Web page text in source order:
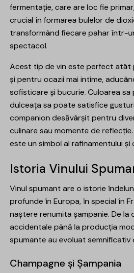
fermentație, care are loc fie
crucial în formarea bulelor de
transformând fiecare pahar într-
spectacol.
Acest tip de vin este perfect atât
și pentru ocazii mai intime,
sofisticare și bucurie. Culoarea sa
dulceața sa poate satisfice
companion desăvârșit pentru
culinare sau momente de
este un simbol al rafinamentului și
Istoria Vinului
Vinul spumant are o istorie
profunde în Europa, în special în
naștere renumita șampanie. De la
accidentale până la producția
spumante au evoluat semnificativ
Champagne și Șampania